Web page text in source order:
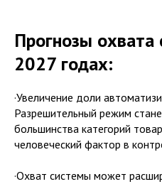
Прогнозы
2027 годах:
·Увеличение доли
Разрешительный режим
большинства категорий
человеческий фактор в
·Охват системы может